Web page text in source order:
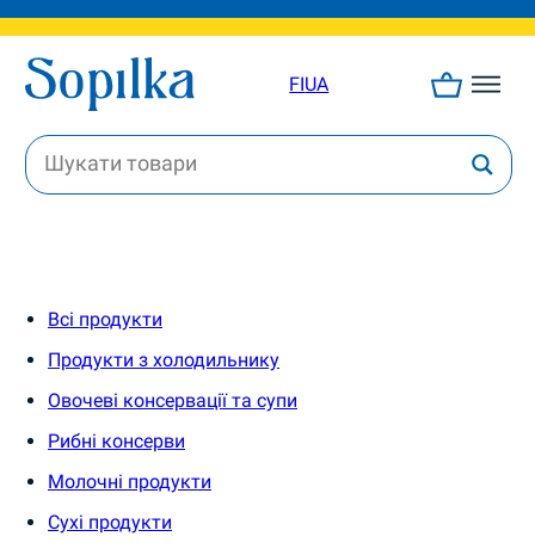
FIUA
Всі продукти
Продукти з холодильнику
Овочеві консервації та супи
Рибні консерви
Молочні продукти
Сухі продукти